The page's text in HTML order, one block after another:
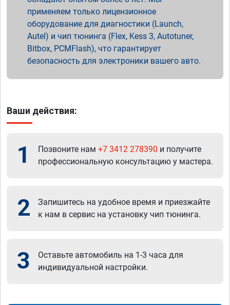
применяем только лицензионное
оборудование для диагностики (Launch,
Autel) и чип тюнинга (Flex, Kess 3, Autotuner,
Bitbox, PCMFlash), что гарантирует
безопасность для электроники вашего авто.
Ваши действия:
1 Позвоните нам +7 3412 278390 и получите
профессиональную консультацию у мастера.
2
Запишитесь на удобное время и приезжайте
к нам в сервис на установку чип тюнинга.
3
Оставьте автомобиль на 1-3 часа для
индивидуальной настройки.